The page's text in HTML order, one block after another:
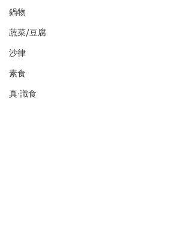
鍋物
蔬菜/豆腐
沙律
素食
真·識食